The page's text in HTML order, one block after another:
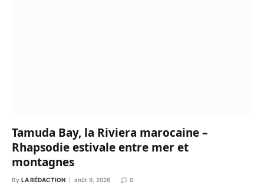
Tamuda Bay, la Riviera marocaine –
Rhapsodie estivale entre mer et
montagnes
By LA RÉDACTION août 9, 2026 0